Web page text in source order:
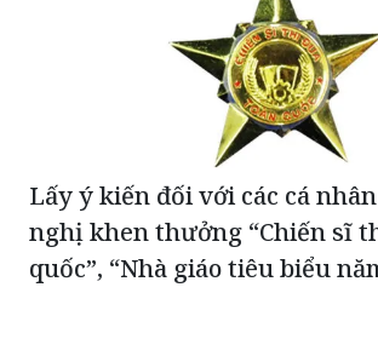
Lấy ý kiến đối với các cá
nghị khen thưởng “Chiến sĩ
quốc”, “Nhà giáo tiêu biểu